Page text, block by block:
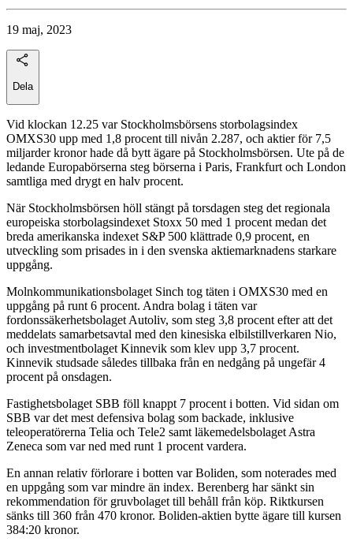
19 maj, 2023
Dela
Vid klockan 12.25 var Stockholmsbörsens storbolagsindex
OMXS30 upp med 1,8 procent till nivån 2.287, och aktier för 7,5
miljarder kronor hade då bytt ägare på Stockholmsbörsen. Ute på de
ledande Europabörserna steg börserna i Paris, Frankfurt och London
samtliga med drygt en halv procent.
När Stockholmsbörsen höll stängt på torsdagen steg det regionala
europeiska storbolagsindexet Stoxx 50 med 1 procent medan det
breda amerikanska indexet S&P 500 klättrade 0,9 procent, en
utveckling som prisades in i den svenska aktiemarknadens starkare
uppgång.
Molnkommunikationsbolaget Sinch tog täten i OMXS30 med en
uppgång på runt 6 procent. Andra bolag i täten var
fordonssäkerhetsbolaget Autoliv, som steg 3,8 procent efter att det
meddelats samarbetsavtal med den kinesiska elbilstillverkaren Nio,
och investmentbolaget Kinnevik som klev upp 3,7 procent.
Kinnevik studsade således tillbaka från en nedgång på ungefär 4
procent på onsdagen.
Fastighetsbolaget SBB föll knappt 7 procent i botten. Vid sidan om
SBB var det mest defensiva bolag som backade, inklusive
teleoperatörerna Telia och Tele2 samt läkemedelsbolaget Astra
Zeneca som var ned med runt 1 procent vardera.
En annan relativ förlorare i botten var Boliden, som noterades med
en uppgång som var mindre än index. Berenberg har sänkt sin
rekommendation för gruvbolaget till behåll från köp. Riktkursen
sänks till 360 från 470 kronor. Boliden-aktien bytte ägare till kursen
384:20 kronor.